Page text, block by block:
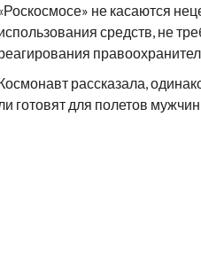
не касаются
средств, не
рассказала,
готовят для полетов